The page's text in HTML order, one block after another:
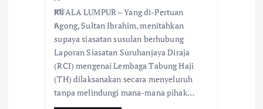
e
b
o
o
k
at
s
A
p
p
ar
e
KUALA LUMPUR – Yang di-Pertuan
Agong, Sultan Ibrahim, menitahkan
supaya siasatan susulan berhubung
Laporan Siasatan Suruhanjaya Diraja
(RCI) mengenai Lembaga Tabung Haji
(TH) dilaksanakan secara menyeluruh
tanpa melindungi mana-mana pihak…